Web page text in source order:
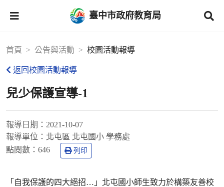
臺中市政府教育局
首頁 公告與活動 校園活動報導
返回校園活動報導
兒少保護宣導-1
報導日期： 2021-10-07
報導單位： 北屯區 北屯國小 學務處
點閱數： 646 列印
「自我保護的四大絕招…」北屯國小師生致力於構築友善校